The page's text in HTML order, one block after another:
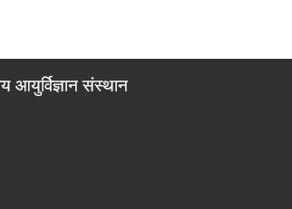
आयुर्विज्ञान संस्थान